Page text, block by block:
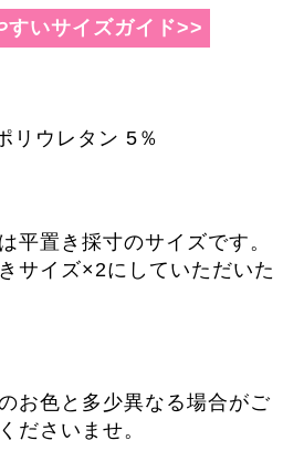
すいサイズガイド>>
リウレタン 5％
平置き採寸のサイズです。
サイズ×2にしていただいた
お色と多少異なる場合がご
ださいませ。